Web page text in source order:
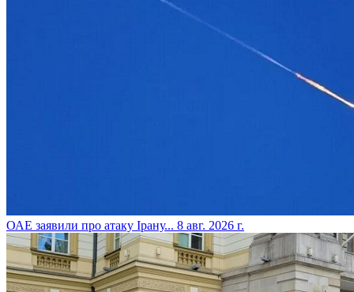
​ОАЕ заявили про атаку Ірану... 8 авг. 2026 г.